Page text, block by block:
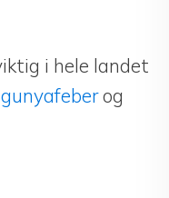
i hele landet
og